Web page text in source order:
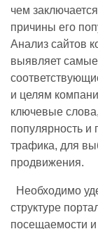
чем
причины его
Анализ сайтов
выявляет
и целям
ключевые
популярность
трафика, для
продвижения.
Необходимо
структуре
посещаемости